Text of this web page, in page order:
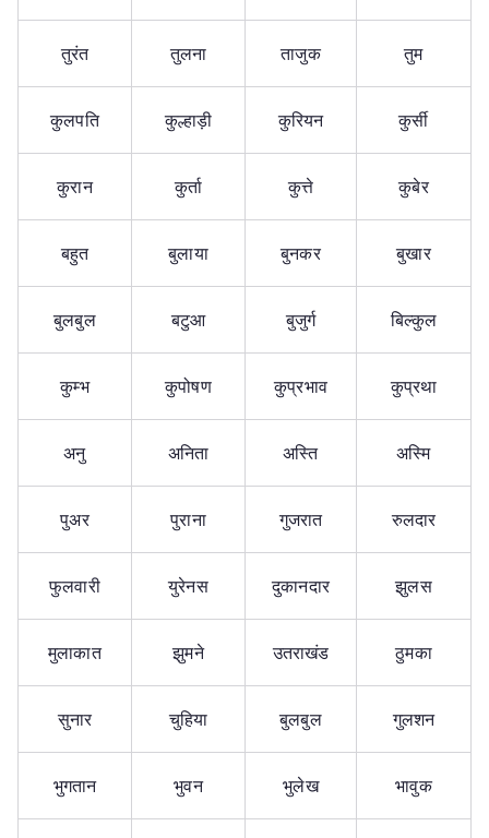
तुरंत तुलना ताजुक तुम
कुलपति कुल्हाड़ी कुरियन कुर्सी
कुरान कुर्ता कुत्ते कुबेर
बहुत बुलाया बुनकर बुखार
बुलबुल बटुआ बुजुर्ग बिल्कुल
कुम्भ कुपोषण कुप्रभाव कुप्रथा
अनु अनिता अस्ति अस्मि
पुअर पुराना गुजरात रुलदार
फुलवारी युरेनस दुकानदार झुलस
मुलाकात झुमने उतराखंड ठुमका
सुनार चुहिया बुलबुल गुलशन
भुगतान भुवन भुलेख भावुक